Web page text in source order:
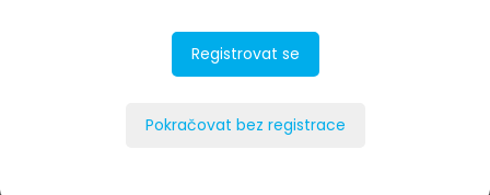
Registrovat se
Pokračovat bez registrace